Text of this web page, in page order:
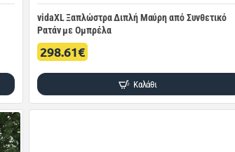
vidaXL Ξαπλώστρα Διπλή Μαύρη από Συνθετικό
Ρατάν με Ομπρέλα
298.61€
Καλάθι